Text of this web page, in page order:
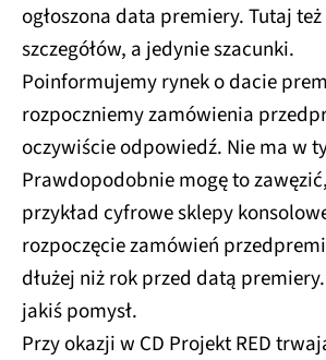
ogłoszona data premiery. Tutaj
szczegółów, a jedynie szacunki.
Poinformujemy rynek o dacie
rozpoczniemy zamówienia
oczywiście odpowiedź. Nie ma w
Prawdopodobnie mogę to
przykład cyfrowe sklepy
rozpoczęcie zamówień
dłużej niż rok przed datą
jakiś pomysł.
Przy okazji w CD Projekt RED